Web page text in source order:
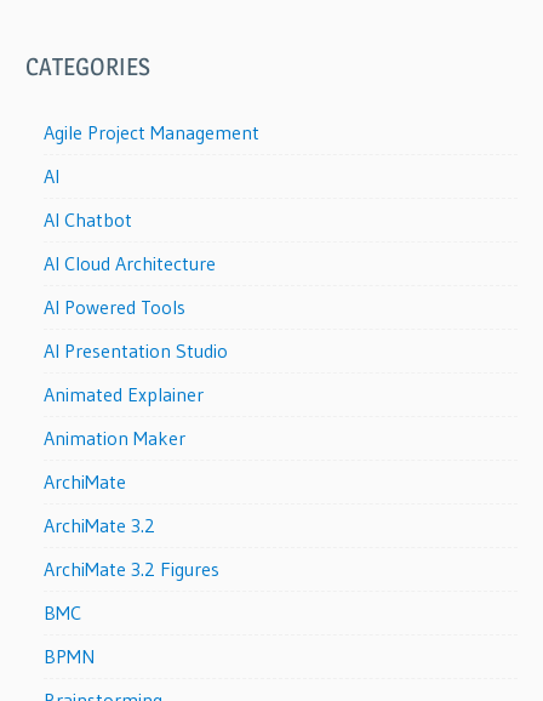
CATEGORIES
Agile Project Management
AI
AI Chatbot
AI Cloud Architecture
AI Powered Tools
AI Presentation Studio
Animated Explainer
Animation Maker
ArchiMate
ArchiMate 3.2
ArchiMate 3.2 Figures
BMC
BPMN